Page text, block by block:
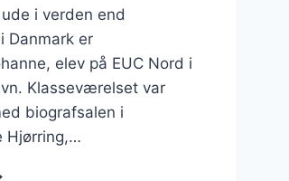
i verden end
Danmark er
elev på EUC Nord i
Klasseværelset var
biografsalen i
Hjørring,…